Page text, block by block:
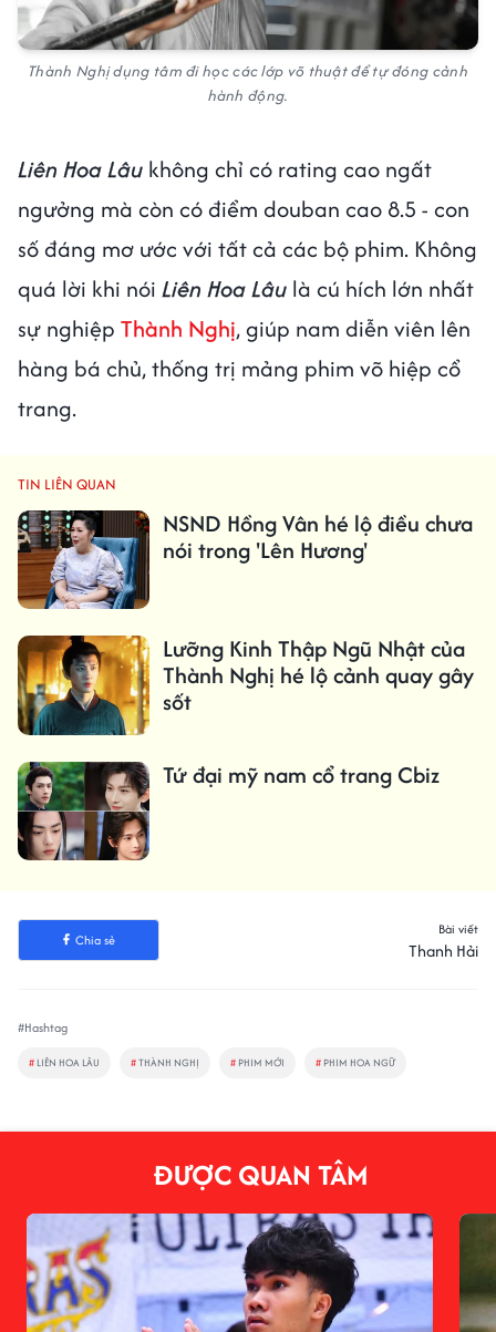
Thành Nghị dụng tâm đi học các lớp võ thuật để tự đóng cảnh
hành động.
Liên Hoa Lâu không chỉ có rating cao ngất
ngưởng mà còn có điểm douban cao 8.5 - con
số đáng mơ ước với tất cả các bộ phim. Không
quá lời khi nói Liên Hoa Lâu là cú hích lớn nhất
sự nghiệp Thành Nghị, giúp nam diễn viên lên
hàng bá chủ, thống trị mảng phim võ hiệp cổ
trang.
TIN LIÊN QUAN
NSND Hồng Vân hé lộ điều chưa
nói trong 'Lên Hương'
Lưỡng Kinh Thập Ngũ Nhật của
Thành Nghị hé lộ cảnh quay gây
sốt
Tứ đại mỹ nam cổ trang Cbiz
Chia sẻ
Bài viết
Thanh Hải
#Hashtag
# LIÊN HOA LÂU #THÀNH NGHỊ # PHIM MỚI # PHIM HOA NGỮ
ĐƯỢC QUAN TÂM